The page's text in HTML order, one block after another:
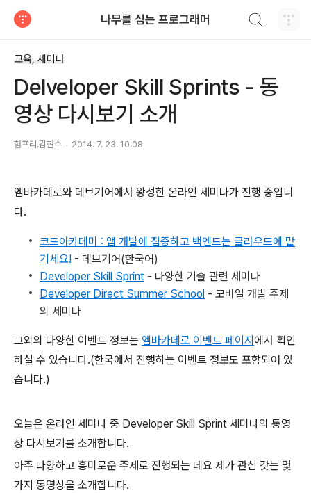
나무를 심는 프로그래머
교육, 세미나
Delveloper Skill Sprints - 동
영상 다시보기 소개
험프리.김현수 2014. 7. 23. 10:08
엠바카데로와 데브기어에서 왕성한 온라인 세미나가 진행 중입니
다.
코드아카데미 : 앱 개발에 집중하고 백엔드는 클라우드에 맡
기세요! - 데브기어(한국어)
Developer Skill Sprint - 다양한 기술 관련 세미나
Developer Direct Summer School - 모바일 개발 주제
의 세미나
그외의 다양한 이벤트 정보는 엠바카데로 이벤트 페이지에서 확인
하실 수 있습니다.(한국에서 진행하는 이벤트 정보도 포함되어 있
습니다.)
오늘은 온라인 세미나 중 Developer Skill Sprint 세미나의 동영
상 다시보기를 소개합니다.
아주 다양하고 흥미로운 주제로 진행되는 데요 제가 관심 갖는 몇
가지 동영상을 소개합니다.